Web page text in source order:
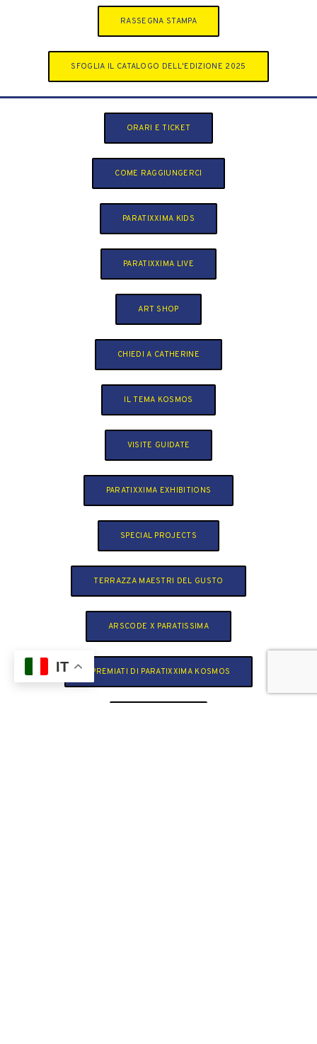
RASSEGNA STAMPA
SFOGLIA IL CATALOGO DELL'EDIZIONE 2025
ORARI E TICKET
COME RAGGIUNGERCI
PARATIXXIMA KIDS
PARATIXXIMA LIVE
ART SHOP
CHIEDI A CATHERINE
IL TEMA KOSMOS
VISITE GUIDATE
PARATIXXIMA EXHIBITIONS
SPECIAL PROJECTS
TERRAZZA MAESTRI DEL GUSTO
ARSCODE X PARATISSIMA
I PREMIATI DI PARATIXXIMA KOSMOS
IT